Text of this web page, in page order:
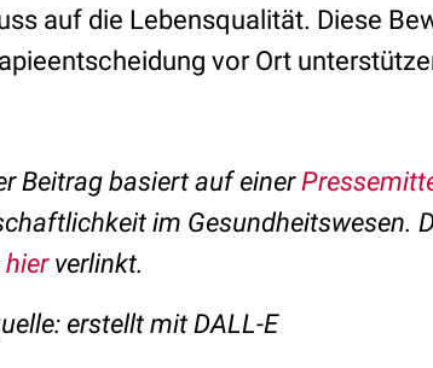
auf die Lebensqualität. Diese
vor Ort
Beitrag basiert auf einer
im Gesundheitswesen.
hierverlinkt.
erstellt mit DALL-E